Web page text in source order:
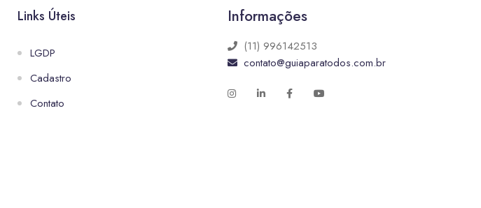
Links Úteis
LGDP
Cadastro
Contato
Informações
(11) 996142513
contato@guiaparatodos.com.br